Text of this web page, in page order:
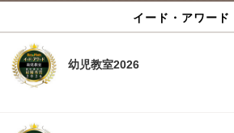
イード・アワード
幼児教室2026